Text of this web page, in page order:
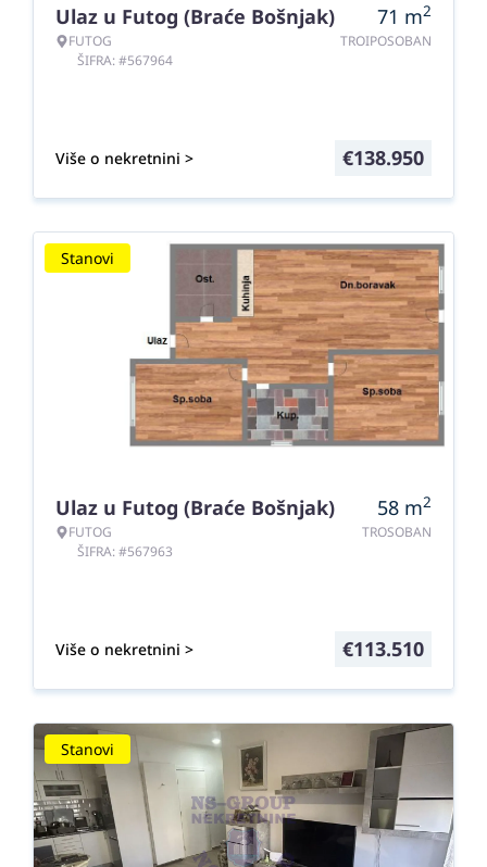
Ulaz u Futog (Braće Bošnjak)
FUTOG
ŠIFRA: #567964
71 m2
TROIPOSOBAN
Više o nekretnini > €138.950
Stanovi
Ulaz u Futog (Braće Bošnjak)
FUTOG
ŠIFRA: #567963
58 m2
TROSOBAN
Više o nekretnini > €113.510
Stanovi